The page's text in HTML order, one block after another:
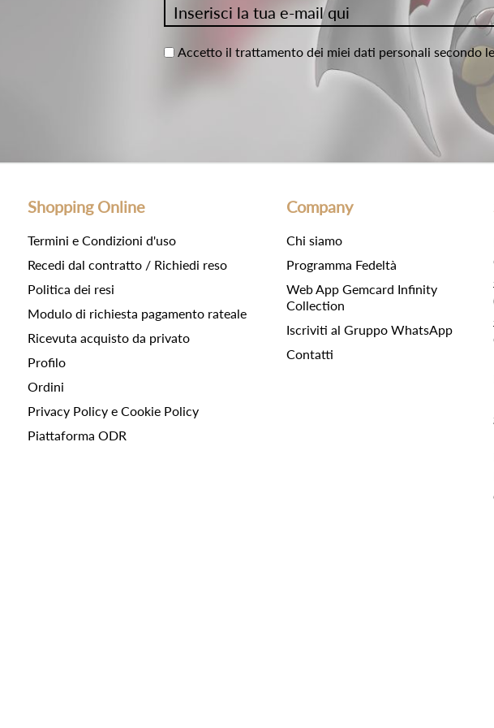
Accetto il trattamento dei miei dati personali secondo
Shopping Online
Termini e Condizioni d'uso
Recedi dal contratto / Richiedi reso
Politica dei resi
Modulo di richiesta pagamento rateale
Ricevuta acquisto da privato
Profilo
Ordini
Privacy Policy e Cookie Policy
Piattaforma ODR
Company
Chi siamo
Programma Fedeltà
Web App Gemcard Infinity
Collection
Iscriviti al Gruppo WhatsApp
Contatti